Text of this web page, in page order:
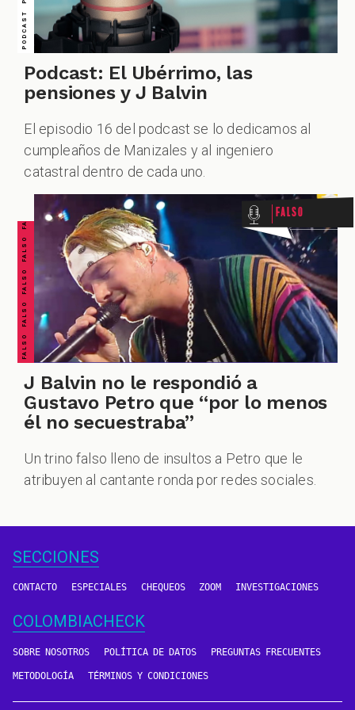
Podcast: El Ubérrimo, las
pensiones y J Balvin
El episodio 16 del podcast se lo dedicamos al
cumpleaños de Manizales y al ingeniero
catastral dentro de cada uno.
FALSO FALSO FALSO FALSO FALSO FALSO FALSO Falso
J Balvin no le respondió a
Gustavo Petro que “por lo menos
él no secuestraba”
Un trino falso lleno de insultos a Petro que le
atribuyen al cantante ronda por redes sociales.
SECCIONES
CONTACTO ESPECIALES CHEQUEOS ZOOM INVESTIGACIONES
COLOMBIACHECK
SOBRE NOSOTROS POLÍTICA DE DATOS PREGUNTAS FRECUENTES
METODOLOGÍA TÉRMINOS Y CONDICIONES